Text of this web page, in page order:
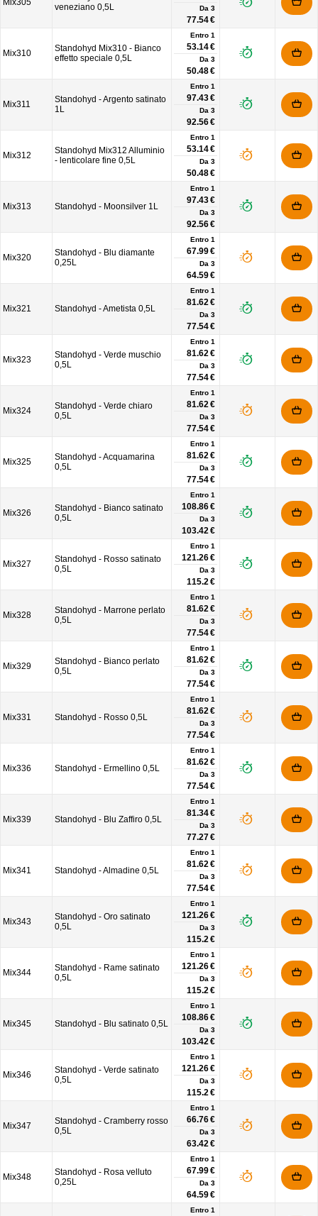
Mix305
veneziano 0,5L
Da 3
77.54 €
Mix310
Standohyd Mix310 - Bianco
effetto speciale 0,5L
Entro 1
53.14 €
Da 3
50.48 €
Mix311
Standohyd - Argento satinato
1L
Entro 1
97.43 €
Da 3
92.56 €
Mix312
Standohyd Mix312 Alluminio
- lenticolare fine 0,5L
Entro 1
53.14 €
Da 3
50.48 €
Mix313 Standohyd - Moonsilver 1L
Entro 1
97.43 €
Da 3
92.56 €
Mix320
Standohyd - Blu diamante
0,25L
Entro 1
67.99 €
Da 3
64.59 €
Mix321 Standohyd - Ametista 0,5L
Entro 1
81.62 €
Da 3
77.54 €
Mix323
Standohyd - Verde muschio
0,5L
Entro 1
81.62 €
Da 3
77.54 €
Mix324
Standohyd - Verde chiaro
0,5L
Entro 1
81.62 €
Da 3
77.54 €
Mix325
Standohyd - Acquamarina
0,5L
Entro 1
81.62 €
Da 3
77.54 €
Mix326
Standohyd - Bianco satinato
0,5L
Entro 1
108.86 €
Da 3
103.42 €
Mix327
Standohyd - Rosso satinato
0,5L
Entro 1
121.26 €
Da 3
115.2 €
Mix328
Standohyd - Marrone perlato
0,5L
Entro 1
81.62 €
Da 3
77.54 €
Mix329
Standohyd - Bianco perlato
0,5L
Entro 1
81.62 €
Da 3
77.54 €
Mix331 Standohyd - Rosso 0,5L
Entro 1
81.62 €
Da 3
77.54 €
Mix336 Standohyd - Ermellino 0,5L
Entro 1
81.62 €
Da 3
77.54 €
Mix339 Standohyd - Blu Zaffiro 0,5L
Entro 1
81.34 €
Da 3
77.27 €
Mix341 Standohyd - Almadine 0,5L
Entro 1
81.62 €
Da 3
77.54 €
Mix343
Standohyd - Oro satinato
0,5L
Entro 1
121.26 €
Da 3
115.2 €
Mix344
Standohyd - Rame satinato
0,5L
Entro 1
121.26 €
Da 3
115.2 €
Mix345 Standohyd - Blu satinato 0,5L
Entro 1
108.86 €
Da 3
103.42 €
Mix346
Standohyd - Verde satinato
0,5L
Entro 1
121.26 €
Da 3
115.2 €
Mix347
Standohyd - Cramberry rosso
0,5L
Entro 1
66.76 €
Da 3
63.42 €
Mix348
Standohyd - Rosa velluto
0,25L
Entro 1
67.99 €
Da 3
64.59 €
Entro 1